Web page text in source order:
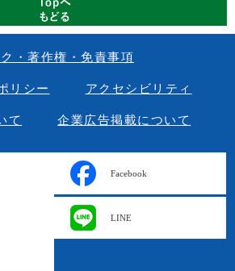
ク・著作権・免責事項
リシー アクセシビリティ
て 企業広告掲載について
Facebook
LINE